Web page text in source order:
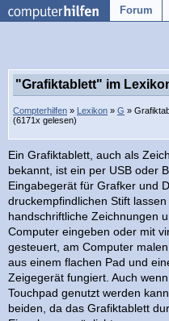
Forum
"Grafiktablett" im
Compterhilfen » Lexikon » G »
(6171x gelesen)
Ein Grafiktablett, auch als
bekannt, ist ein per USB oder
Eingabegerät für Grafker und
druckempfindlichen Stift
handschriftliche Zeichnungen
Computer eingeben oder mit
gesteuert, am Computer
aus einem flachen Pad und
Zeigegerät fungiert. Auch
Touchpad genutzt werden
beiden, da das Grafiktablett